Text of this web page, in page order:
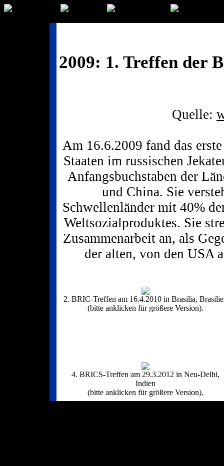
2009: 1. Treffen der
Quelle:
Am 16.6.2009 fand das
Staaten im russischen
Anfangsbuchstaben der
und China. Sie
Schwellenländer mit 40%
Weltsozialproduktes. Sie
Zusammenarbeit an, als
der alten, von den USA
2. BRIC-Treffen am 16.4.2010 in Brasilia,
(bitte anklicken für größere Version).
4. BRICS-Treffen am 29.3.2012 in Neu-Delhi,
Indien
(bitte anklicken für größere Version).